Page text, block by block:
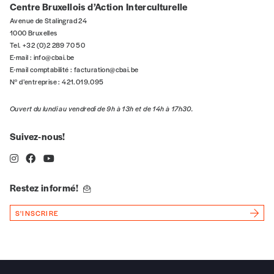
*Prix indicatif, frais de port inclus
Je m'abonne à l'Imag
Format papier (livraison uniquement
Format numérique
Je commande au numéro
Édition papier (livraison en Belgique
Centre Bruxellois d’Action Interculturelle
Avenue de Stalingrad 24
1000 Bruxelles
Tel. +32 (0)2 289 70 50
E-mail : info@cbai.be
E-mail comptabilité : facturation@cbai.be
N° d’entreprise : 421.019.095
Ouvert du lundi au vendredi de 9h à 13h et de 14h à 17h30.
Suivez-nous!
Restez informé!
S'INSCRIRE